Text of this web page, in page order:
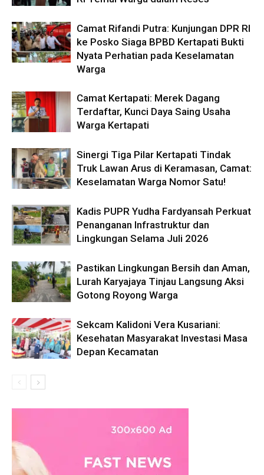
Camat Rifandi Putra: Kunjungan DPR RI
ke Posko Siaga BPBD Kertapati Bukti
Nyata Perhatian pada Keselamatan
Warga
Camat Kertapati: Merek Dagang
Terdaftar, Kunci Daya Saing Usaha
Warga Kertapati
Sinergi Tiga Pilar Kertapati Tindak
Truk Lawan Arus di Keramasan, Camat:
Keselamatan Warga Nomor Satu!
Kadis PUPR Yudha Fardyansah Perkuat
Penanganan Infrastruktur dan
Lingkungan Selama Juli 2026
Pastikan Lingkungan Bersih dan Aman,
Lurah Karyajaya Tinjau Langsung Aksi
Gotong Royong Warga
Sekcam Kalidoni Vera Kusariani:
Kesehatan Masyarakat Investasi Masa
Depan Kecamatan